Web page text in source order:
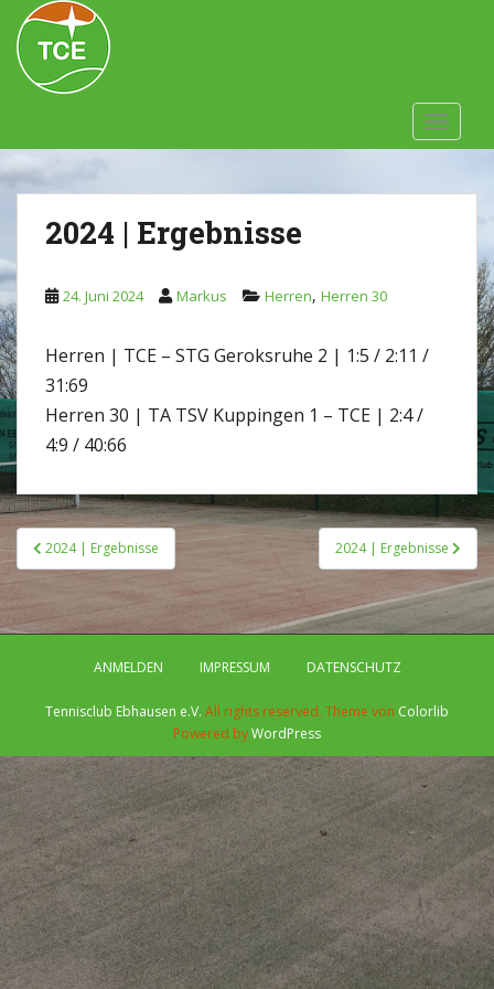
Skip to main content
2024 | Ergebnisse
24. Juni 2024 Markus Herren, Herren 30
Herren | TCE – STG Geroksruhe 2 | 1:5 / 2:11 /
31:69
Herren 30 | TA TSV Kuppingen 1 – TCE | 2:4 /
4:9 / 40:66
Beitragsnavigation
2024 | Ergebnisse 2024 | Ergebnisse
ANMELDEN IMPRESSUM DATENSCHUTZ
Tennisclub Ebhausen e.V. All rights reserved. Theme von Colorlib
Powered byWordPress